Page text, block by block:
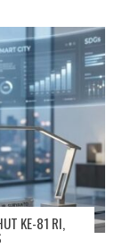
KE-81 RI,